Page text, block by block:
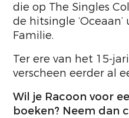
die op The Singles
de hitsingle
Familie.
Ter ere van het 15-
verscheen eerder al
Wil je Racoon voor
boeken? Neem dan